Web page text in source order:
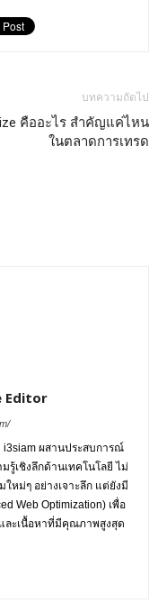
บทความถัดไป
คืออะไร สำคัญแค่ไหน
ในตลาดการเทรด
Editor
i3siam ผสานประสบการณ์
รู้เชิงลึกด้านเทคโนโลยี ไม่
ใหม่ๆ อย่างเจาะลึก แต่ยังมี
Web Optimization) เพื่อ
ละเนื้อหาที่มีคุณภาพสูงสุด